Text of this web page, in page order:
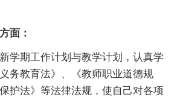
面：
学期工作计划与教学计划，认真学
务教育法》、《教师职业道德规
护法》等法律法规，使自己对各项